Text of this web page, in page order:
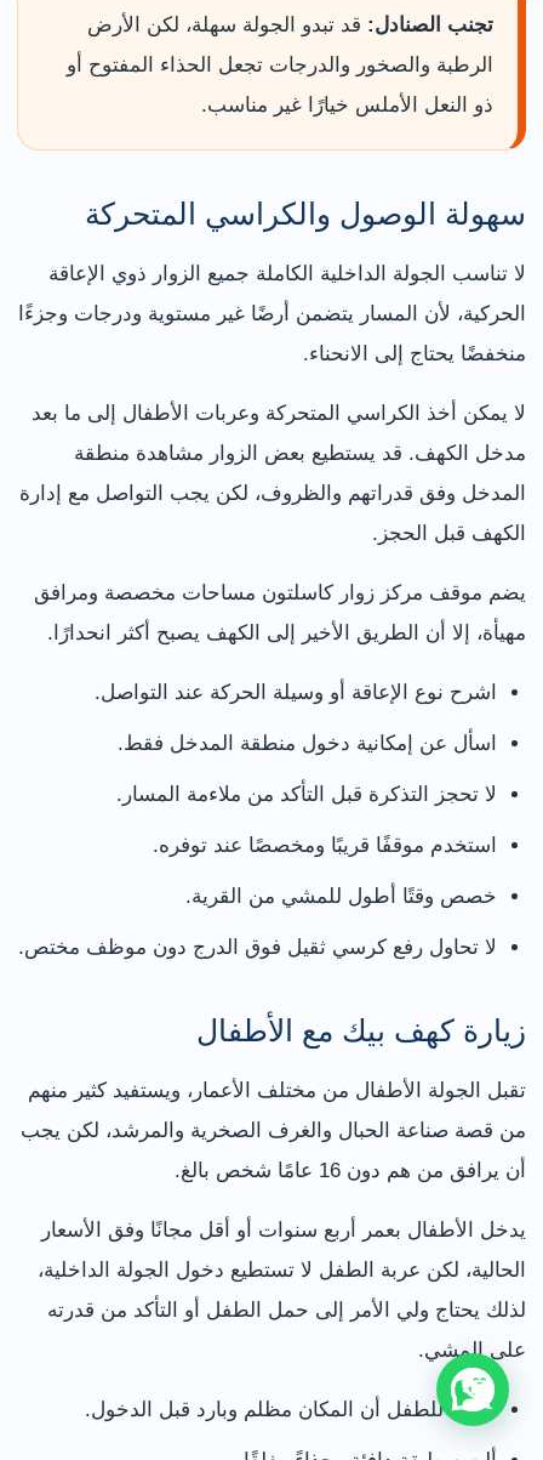
تجنب الصنادل: قد تبدو الجولة سهلة، لكن الأرض
الرطبة والصخور والدرجات تجعل الحذاء المفتوح أو
ذو النعل الأملس خيارًا غير مناسب.
سهولة الوصول والكراسي المتحركة
لا تناسب الجولة الداخلية الكاملة جميع الزوار ذوي الإعاقة
الحركية، لأن المسار يتضمن أرضًا غير مستوية ودرجات وجزءًا
منخفضًا يحتاج إلى الانحناء.
لا يمكن أخذ الكراسي المتحركة وعربات الأطفال إلى ما بعد
مدخل الكهف. قد يستطيع بعض الزوار مشاهدة منطقة
المدخل وفق قدراتهم والظروف، لكن يجب التواصل مع إدارة
الكهف قبل الحجز.
يضم موقف مركز زوار كاسلتون مساحات مخصصة ومرافق
مهيأة، إلا أن الطريق الأخير إلى الكهف يصبح أكثر انحدارًا.
اشرح نوع الإعاقة أو وسيلة الحركة عند التواصل.
اسأل عن إمكانية دخول منطقة المدخل فقط.
لا تحجز التذكرة قبل التأكد من ملاءمة المسار.
استخدم موقفًا قريبًا ومخصصًا عند توفره.
خصص وقتًا أطول للمشي من القرية.
لا تحاول رفع كرسي ثقيل فوق الدرج دون موظف مختص.
زيارة كهف بيك مع الأطفال
تقبل الجولة الأطفال من مختلف الأعمار، ويستفيد كثير منهم
من قصة صناعة الحبال والغرف الصخرية والمرشد، لكن يجب
أن يرافق من هم دون 16 عامًا شخص بالغ.
يدخل الأطفال بعمر أربع سنوات أو أقل مجانًا وفق الأسعار
الحالية، لكن عربة الطفل لا تستطيع دخول الجولة الداخلية،
لذلك يحتاج ولي الأمر إلى حمل الطفل أو التأكد من قدرته
على المشي.
اشرح للطفل أن المكان مظلم وبارد قبل الدخول.